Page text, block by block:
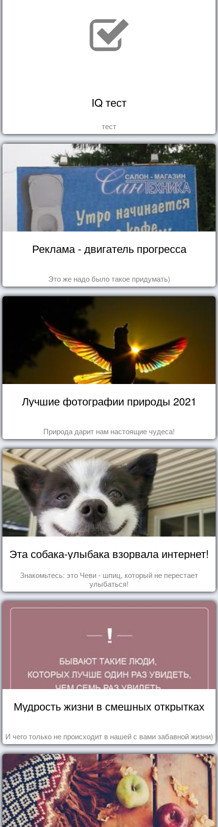
IQ тест
тест
Реклама - двигатель прогресса
Это же надо было такое придумать)
Лучшие фотографии природы 2021
Природа дарит нам настоящие чудеса!
Эта собака-улыбака взорвала интернет!
Знакомьтесь: это Чеви - шпиц, который не перестает
улыбаться!
Мудрость жизни в смешных открытках
И чего только не происходит в нашей с вами забавной жизни)